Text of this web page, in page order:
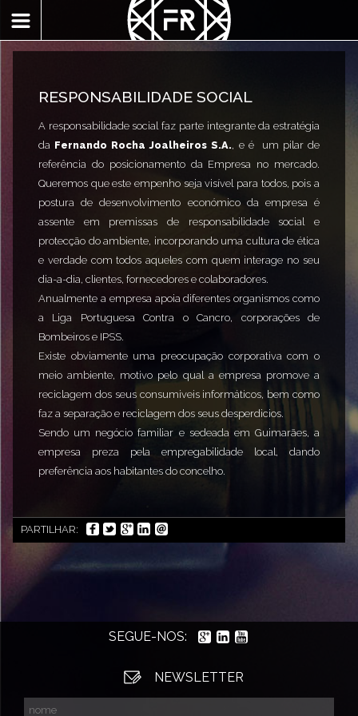
RESPONSABILIDADE SOCIAL
A responsabilidade social faz parte integrante da estratégia
da Fernando Rocha Joalheiros S.A., e é um pilar de
referência do posicionamento da Empresa no mercado.
Queremos que este empenho seja visível para todos, pois a
postura de desenvolvimento económico da empresa é
assente em premissas de responsabilidade social e
protecção do ambiente, incorporando uma cultura de ética
e verdade com todos aqueles com quem interage no seu
dia-a-dia, clientes, fornecedores e colaboradores.
Anualmente a empresa apoia diferentes organismos como
a Liga Portuguesa Contra o Cancro, corporações de
Bombeiros e IPSS.
Existe obviamente uma preocupação corporativa com o
meio ambiente, motivo pelo qual a empresa promove a
reciclagem dos seus consumiveis informáticos, bem como
faz a separação e reciclagem dos seus desperdicios.
Sendo um negócio familiar e sedeada em Guimarães, a
empresa preza pela empregabilidade local, dando
preferência aos habitantes do concelho.
PARTILHAR:
SEGUE-NOS:
NEWSLETTER